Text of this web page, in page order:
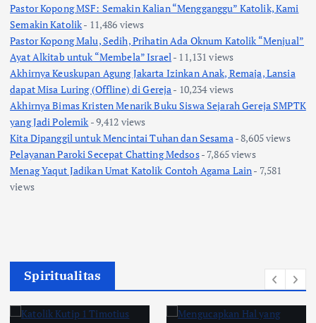
Pastor Kopong MSF: Semakin Kalian “Mengganggu” Katolik, Kami
Semakin Katolik- 11,486 views
Pastor Kopong Malu, Sedih, Prihatin Ada Oknum Katolik “Menjual”
Ayat Alkitab untuk “Membela” Israel - 11,131 views
Akhirnya Keuskupan Agung Jakarta Izinkan Anak, Remaja, Lansia
dapat Misa Luring (Offline) di Gereja - 10,234 views
Akhirnya Bimas Kristen Menarik Buku Siswa Sejarah Gereja SMPTK
yang Jadi Polemik - 9,412 views
Kita Dipanggil untuk Mencintai Tuhan dan Sesama - 8,605 views
Pelayanan Paroki Secepat Chatting Medsos- 7,865 views
Menag Yaqut Jadikan Umat Katolik Contoh Agama Lain- 7,581
views
Spiritualitas